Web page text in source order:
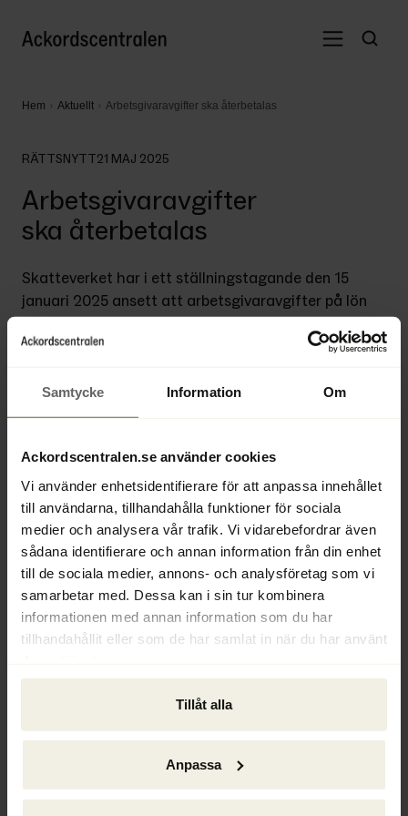
Samtycke Information Om
Ackordscentralen.se använder cookies
Vi använder enhetsidentifierare för att anpassa innehållet
till användarna, tillhandahålla funktioner för sociala
medier och analysera vår trafik. Vi vidarebefordrar även
sådana identifierare och annan information från din enhet
till de sociala medier, annons- och analysföretag som vi
samarbetar med. Dessa kan i sin tur kombinera
informationen med annan information som du har
tillhandahållit eller som de har samlat in när du har använt
Tillåt alla
Anpassa
Hem Aktuellt Arbetsgivaravgifter ska återbetalas
RÄTTSNYTT21 MAJ 2025
Arbetsgivaravgifter
ska återbetalas
Skatteverket har i ett ställningstagande den 15
januari 2025 ansett att arbetsgivaravgifter på lön
företagsrekonstruktioner ska återbetalas av
inte krävt detta, men nu anser myndigheten att
denna tillämpning strider mot EU:s
Ur Ackordscentralen Nyheter nr 1 2025
Text: Hans Ödén
Ackordscentralen Nyheter nr 1 2026